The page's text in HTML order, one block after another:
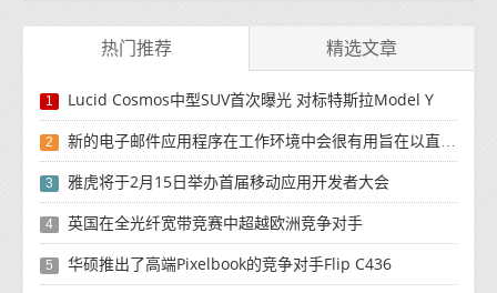
热门推荐 精选文章
1 Lucid Cosmos中型SUV首次曝光 对标特斯拉Model Y
2 新的电子邮件应用程序在工作环境中会很有用旨在以直观方式组织电子邮件收件箱的新功能
3 雅虎将于2月15日举办首届移动应用开发者大会
4 英国在全光纤宽带竞赛中超越欧洲竞争对手
5 华硕推出了高端Pixelbook的竞争对手Flip C436